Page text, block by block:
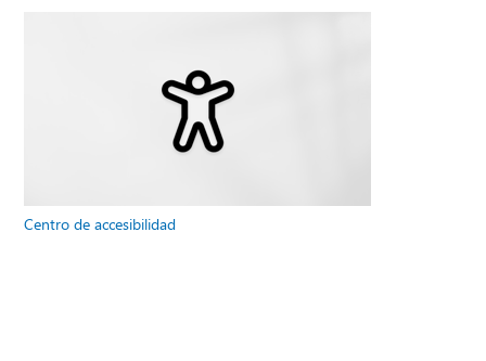
Centro de accesibilidad